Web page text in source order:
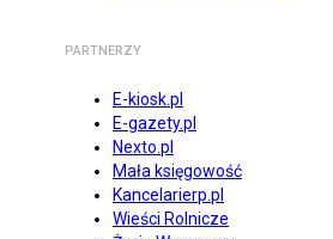
PARTNERZY
E-kiosk.pl
E-gazety.pl
Nexto.pl
Mała księgowość
Kancelarierp.pl
Wieści Rolnicze